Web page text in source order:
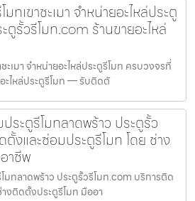
ทเขาชะเมา จำหน่ายอะไหล่ประตู
รั้วรีโมท.com ร้านขายอะไหล่
ะเมา จำหน่ายอะไหล่ประตูรีโมท ครบวงจรที่
ะไหล่ประตูรีโมท — รับติดตั
ระตูรีโมทลาดพร้าว ประตูรั้ว
งและซ่อมประตูรีโมท โดย ช่าง
าชีพ
มทลาดพร้าว ประตูรั้วรีโมท.com บริการติด
งติดตั้งประตูรีโมท มืออา